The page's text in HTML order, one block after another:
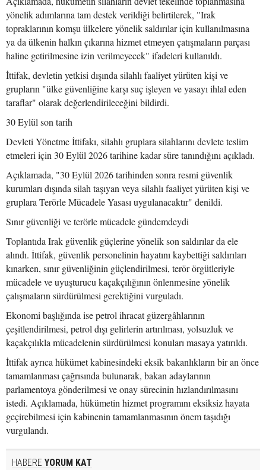
yönelik adımlarına tam destek verildiği belirtilerek, "Irak
topraklarının komşu ülkelere yönelik saldırılar için kullanılmasına
ya da ülkenin halkın çıkarına hizmet etmeyen çatışmaların parçası
haline getirilmesine izin verilmeyecek" ifadeleri kullanıldı.
İttifak, devletin yetkisi dışında silahlı faaliyet yürüten kişi ve
grupların "ülke güvenliğine karşı suç işleyen ve yasayı ihlal eden
taraflar" olarak değerlendirileceğini bildirdi.
30 Eylül son tarih
Devleti Yönetme İttifakı, silahlı gruplara silahlarını devlete teslim
etmeleri için 30 Eylül 2026 tarihine kadar süre tanındığını açıkladı.
Açıklamada, "30 Eylül 2026 tarihinden sonra resmi güvenlik
kurumları dışında silah taşıyan veya silahlı faaliyet yürüten kişi ve
gruplara Terörle Mücadele Yasası uygulanacaktır" denildi.
Sınır güvenliği ve terörle mücadele gündemdeydi
Toplantıda Irak güvenlik güçlerine yönelik son saldırılar da ele
alındı. İttifak, güvenlik personelinin hayatını kaybettiği saldırıları
kınarken, sınır güvenliğinin güçlendirilmesi, terör örgütleriyle
mücadele ve uyuşturucu kaçakçılığının önlenmesine yönelik
çalışmaların sürdürülmesi gerektiğini vurguladı.
Ekonomi başlığında ise petrol ihracat güzergâhlarının
çeşitlendirilmesi, petrol dışı gelirlerin artırılması, yolsuzluk ve
kaçakçılıkla mücadelenin sürdürülmesi konuları masaya yatırıldı.
İttifak ayrıca hükümet kabinesindeki eksik bakanlıkların bir an önce
tamamlanması çağrısında bulunarak, bakan adaylarının
parlamentoya gönderilmesi ve onay sürecinin hızlandırılmasını
istedi. Açıklamada, hükümetin hizmet programını eksiksiz hayata
geçirebilmesi için kabinenin tamamlanmasının önem taşıdığı
vurgulandı.
HABERE YORUM KAT